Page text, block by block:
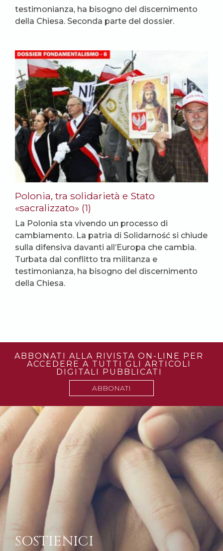
testimonianza, ha bisogno del discernimento
della Chiesa. Seconda parte del dossier.
Polonia, tra solidarietà e Stato
«sacralizzato» (1)
La Polonia sta vivendo un processo di
cambiamento. La patria di Solidarność si chiude
sulla difensiva davanti all’Europa che cambia.
Turbata dal conflitto tra militanza e
testimonianza, ha bisogno del discernimento
della Chiesa.
ABBONATI ALLA RIVISTA ON-LINE PER
ACCEDERE A TUTTI GLI ARTICOLI
DIGITALI PUBBLICATI
ABBONATI
SOSTIENICI